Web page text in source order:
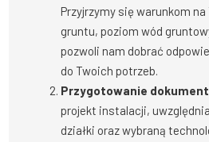
Przyjrzymy się warunkom na
gruntu, poziom wód
pozwoli nam dobrać
do Twoich potrzeb.
Przygotowanie
projekt instalacji,
działki oraz wybraną